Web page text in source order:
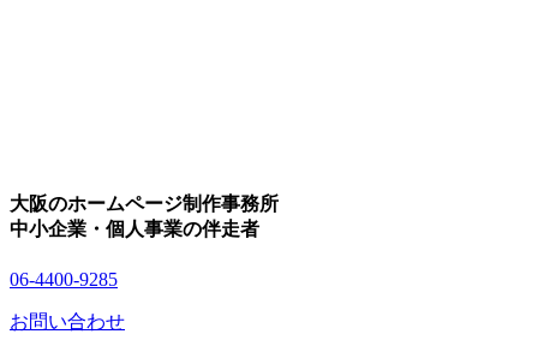
大阪のホームページ制作事務所
中小企業・個人事業の伴走者
06-4400-9285
お問い合わせ